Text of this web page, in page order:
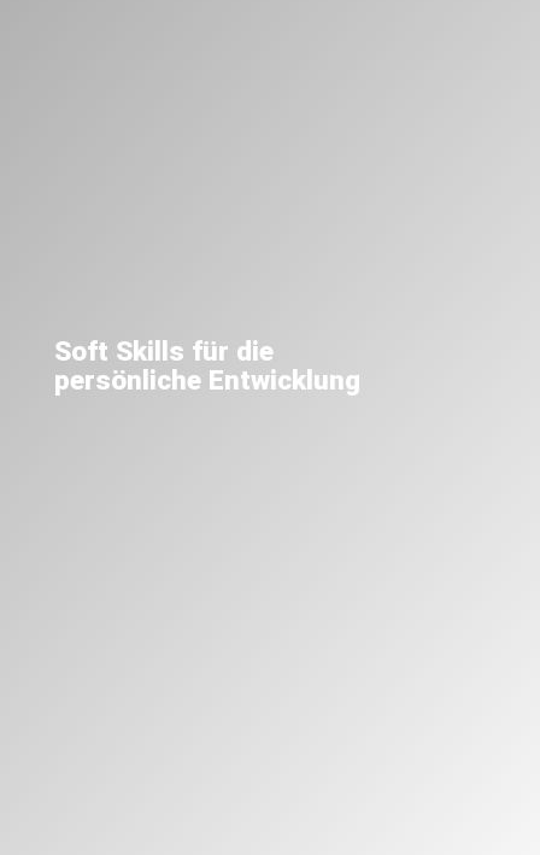
Soft Skills für die
persönliche Entwicklung